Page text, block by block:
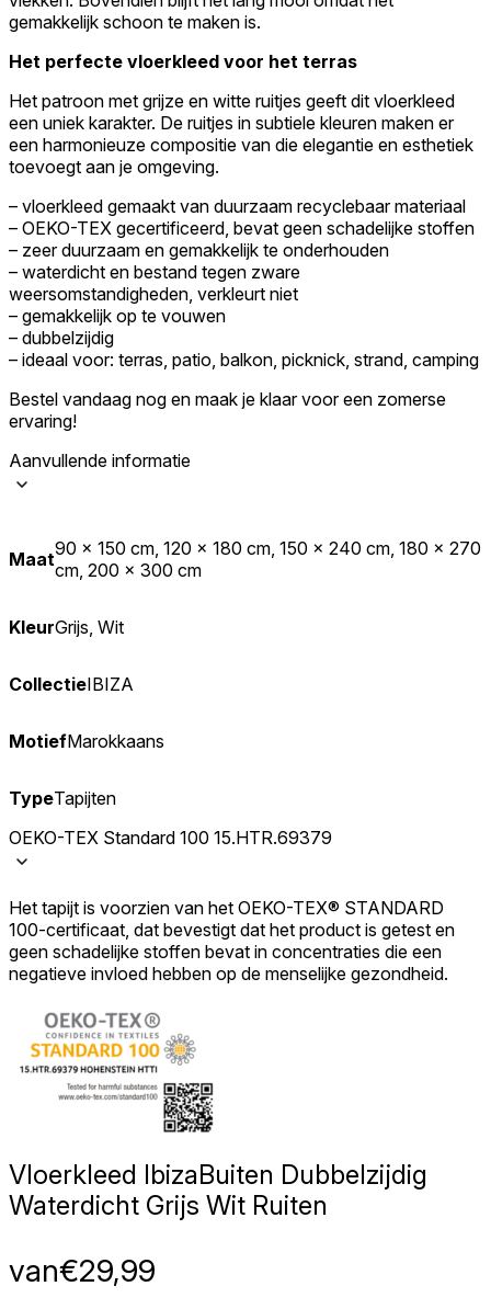
gemakkelijk schoon te maken is.
Het perfecte vloerkleed voor het terras
Het patroon met grijze en witte ruitjes geeft dit vloerkleed
een uniek karakter. De ruitjes in subtiele kleuren maken er
een harmonieuze compositie van die elegantie en esthetiek
toevoegt aan je omgeving.
– vloerkleed gemaakt van duurzaam recyclebaar materiaal
– OEKO-TEX gecertificeerd, bevat geen schadelijke stoffen
– zeer duurzaam en gemakkelijk te onderhouden
– waterdicht en bestand tegen zware
weersomstandigheden, verkleurt niet
– gemakkelijk op te vouwen
– dubbelzijdig
– ideaal voor: terras, patio, balkon, picknick, strand, camping
Bestel vandaag nog en maak je klaar voor een zomerse
ervaring!
Aanvullende informatie
Maat90 x 150 cm, 120 x 180 cm, 150 x 240 cm, 180 x 270
cm, 200 x 300 cm
KleurGrijs, Wit
CollectieIBIZA
MotiefMarokkaans
TypeTapijten
OEKO-TEX Standard 100 15.HTR.69379
Het tapijt is voorzien van het OEKO-TEX® STANDARD
100-certificaat, dat bevestigt dat het product is getest en
geen schadelijke stoffen bevat in concentraties die een
negatieve invloed hebben op de menselijke gezondheid.
Vloerkleed IbizaBuiten Dubbelzijdig
Waterdicht Grijs Wit Ruiten
van€29,99